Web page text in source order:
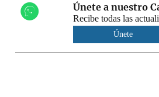
Únete a nuestro
Recibe todas las
Únete